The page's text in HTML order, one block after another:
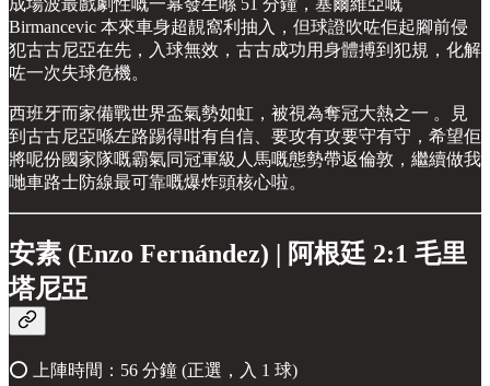
Birmancevic 本來車身超靚窩利抽入，但球證吹咗佢起腳前侵
犯古古尼亞在先，入球無效，古古成功用身體搏到犯規，化解
咗一次失球危機。
西班牙而家備戰世界盃氣勢如虹，被視為奪冠大熱之一 。見
到古古尼亞喺左路踢得咁有自信、要攻有攻要守有守，希望佢
將呢份國家隊嘅霸氣同冠軍級人馬嘅態勢帶返倫敦，繼續做我
哋車路士防線最可靠嘅爆炸頭核心啦。
安素 (Enzo Fernández) | 阿根廷 2:1 毛里
塔尼亞
⭕️ 上陣時間：56 分鐘 (正選，入 1 球)